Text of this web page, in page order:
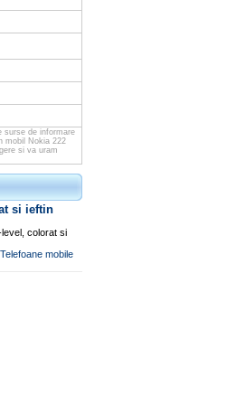
surse de informare
mobil Nokia 222
si va uram
si ieftin
colorat si
mobile